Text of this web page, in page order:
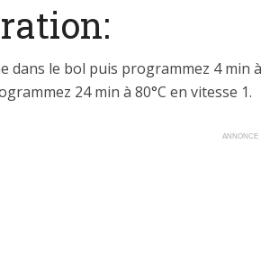
dans le bol puis programmez 4 min
24 min à 80°C en vitesse 1.
ANNONCE